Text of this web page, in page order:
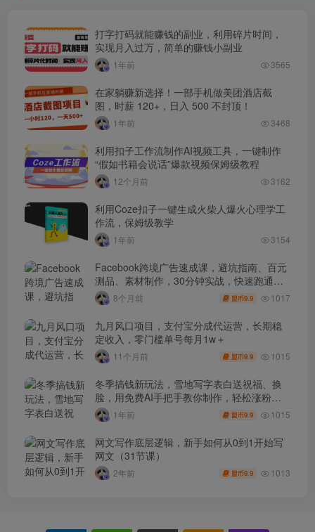
打字打码就能赚钱的副业，利用碎片时间，
实现月入过万，简单的赚钱小副业
1年前 3565
在家躺赚新选择！一部手机做美团酒店截
图，时薪 120+，日入 500 不封顶！
1年前 3468
利用扣子工作流制作AI视频工具，一键制作
“假如书籍会说话”爆款视频保姆级教程
12个月前 3162
利用Coze扣子一键生成火柴人爆火心理学工
作流，保姆级教学
1年前 3154
Facebook跨境广告速成课，避坑指南、百元
测品、素材制作，30分钟实战，快速跑通首
单出单8个月前 盟币9.9 1017
九月风口项目，支付宝分成代运营，长期稳
定收入，零门槛单号每月1w＋
11个月前 盟币9.9 1015
冬季搞钱新玩法，雪地写字表白送祝福、换
脸，用免费AI手把手教你制作，轻松涨粉
3.5w，接单到手软
1年前 盟币9.9 1015
网文写作底层逻辑，新手如何从0到1开始写
网文（31节课）
2年前 盟币9.9 1013